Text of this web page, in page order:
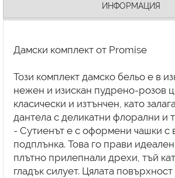
ИНФОРМАЦИЯ
Дамски комплект от Promise
Този комплект дамско бельо е в
нежен и изискан пудрено-розов
класически и изтънчен, като
дантела с деликатни флорални и
- Сутиенът е с оформени чашки с
подплънка. Това го прави
плътно прилепнали дрехи, тъй
гладък силует. Цялата